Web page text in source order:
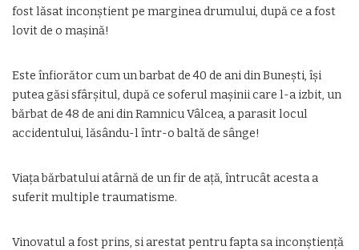
fost lăsat inconștient pe marginea drumului, după ce a fost
lovit de o mașină!
Este înfiorător cum un barbat de 40 de ani din Bunești, își
putea găsi sfârșitul, după ce soferul mașinii care l-a izbit, un
bărbat de 48 de ani din Ramnicu Vâlcea, a parasit locul
accidentului, lăsându-l într-o baltă de sânge!
Viața bărbatului atârnă de un fir de ață, întrucât acesta a
suferit multiple traumatisme.
Vinovatul a fost prins, si arestat pentru fapta sa inconștiență